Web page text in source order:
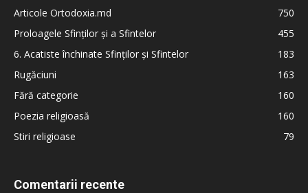
Articole Ortodoxia.md
750
Proloagele Sfinților și a Sfintelor
455
6. Acatiste închinate Sfinților și Sfintelor
183
Rugăciuni
163
Fără categorie
160
Poezia religioasă
160
Stiri religioase
79
Comentarii recente